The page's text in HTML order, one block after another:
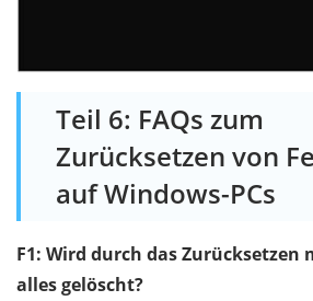
Teil 6: FAQs zum
Zurücksetzen von
auf Windows-PCs
F1: Wird durch das Zurücksetzen
alles gelöscht?